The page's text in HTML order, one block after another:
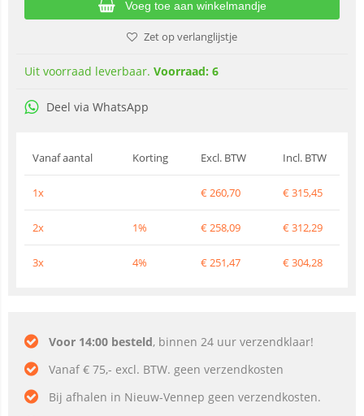
Voeg toe aan winkelmandje
Zet op verlanglijstje
Uit voorraad leverbaar. Voorraad: 6
Deel via WhatsApp
Vanaf aantal Korting Excl. BTW Incl. BTW
1x €260,70 €315,45
2x 1% €258,09 €312,29
3x 4% €251,47 €304,28
Voor 14:00 besteld, binnen 24 uur verzendklaar!
Vanaf € 75,- excl. BTW. geen verzendkosten
Bij afhalen in Nieuw-Vennep geen verzendkosten.